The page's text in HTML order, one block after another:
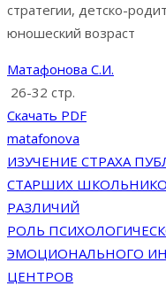
стратегии, детско-
юношеский возраст
Матафонова С.И.
26-32 стр.
Скачать PDF
matafonova
по
ИЗУЧЕНИЕ СТРАХА
СТАРШИХ
РАЗЛИЧИЙ
РОЛЬ
ЭМОЦИОНАЛЬНОГО
ЦЕНТРОВ